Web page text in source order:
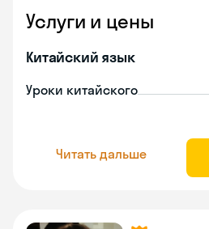
Услуги и цены
Китайский язык
Уроки китайского
Читать дальше